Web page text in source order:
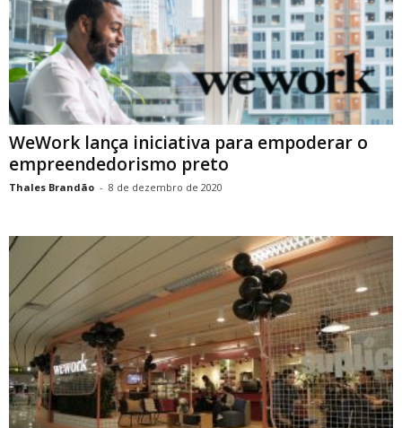
WeWork lança iniciativa para empoderar o
empreendedorismo preto
Thales Brandão - 8 de dezembro de 2020